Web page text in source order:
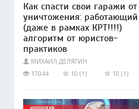
Как спасти свои гаражи от
уничтожения: работающий
(даже в рамках КРТ!!!!)
алгоритм от юристов-
практиков
МИХАИЛ ДЕЛЯГИН
17044
10 (1) 10 (1)